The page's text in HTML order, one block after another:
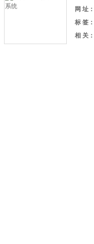
网 址：
标 签：
相 关：